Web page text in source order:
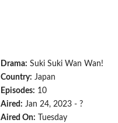
Drama: Suki Suki Wan Wan!
Country: Japan
Episodes: 10
Aired: Jan 24, 2023 - ?
Aired On:
Tuesday